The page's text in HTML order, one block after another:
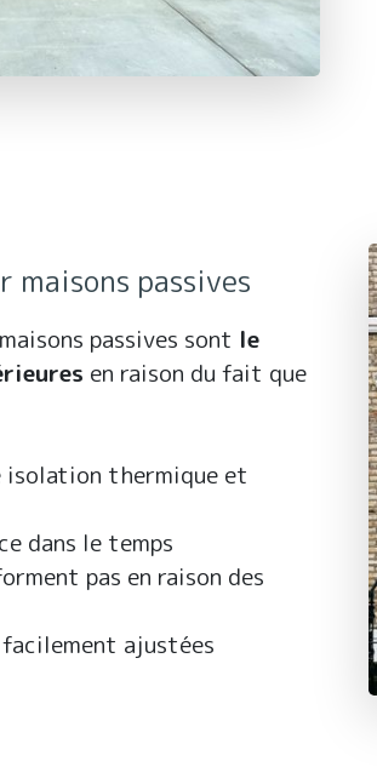
maisons passives
passives sont le
en raison du fait que
isolation thermique et
dans le temps
pas en raison des
facilement ajustées